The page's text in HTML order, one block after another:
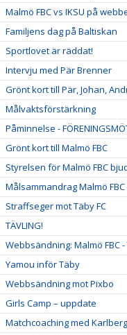
Malmö FBC vs IKSU på
Familjens dag på Baltiskan
Sportlovet är räddat!
Intervju med Pär Brenner
Grönt kort till Pär, Johan,
Målvaktsförstärkning
Påminnelse -
Grönt kort till Malmö FBC
Styrelsen för Malmö FBC
Målsammandrag Malmö FBC
Straffseger mot Täby FC
TÄVLING!
Webbsändning: Malmö FBC -
Yamou inför Täby
Webbsändning mot Pixbo
Girls Camp – uppdate
Matchcoaching med Karlberg